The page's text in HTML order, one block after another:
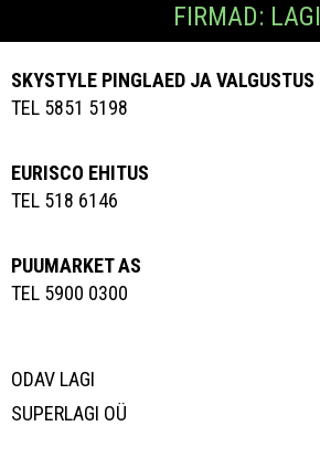
FIRMAD: LAGI
SKYSTYLE PINGLAED JA VALGUSTUS
TEL 5851 5198
EURISCO EHITUS
TEL 518 6146
PUUMARKET AS
TEL 5900 0300
ODAV LAGI
SUPERLAGI OÜ